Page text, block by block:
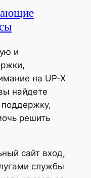
и
на UP-X
найдете
решить
сайт вход,
службы